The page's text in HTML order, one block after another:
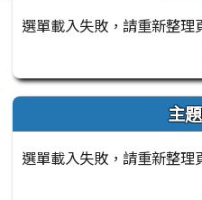
選單載入失敗，請重新整理
主
選單載入失敗，請重新整理